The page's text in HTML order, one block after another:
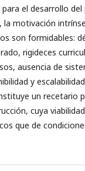
para el desarrollo
la motivación
son formidables:
rigideces
ausencia de
y
un recetario
cuya
que de